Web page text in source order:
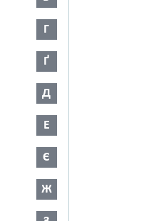
Г
Ґ
Д
Е
Є
Ж